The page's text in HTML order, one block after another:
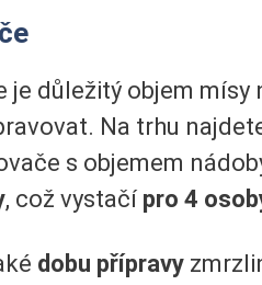
je důležitý objem
Na trhu
s objemem
, což vystačí pro 4
dobu přípravy